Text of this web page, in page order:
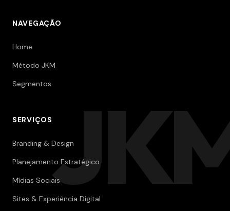
NAVEGAÇÃO
Home
Método JKM
Segmentos
SERVIÇOS
Branding & Design
Planejamento Estratégico
Mídias Sociais
Sites & Experiência Digital